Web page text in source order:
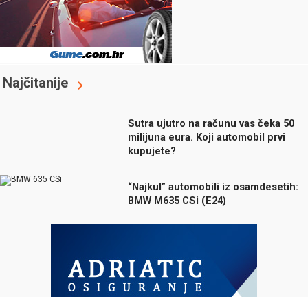
Najčitanije
Sutra ujutro na računu vas čeka 50
milijuna eura. Koji automobil prvi
kupujete?
“Najkul” automobili iz osamdesetih:
BMW M635 CSi (E24)